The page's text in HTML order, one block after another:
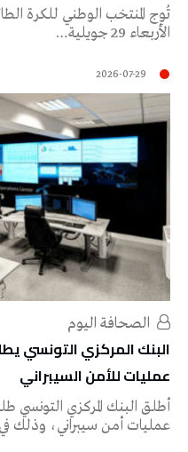
الأربعاء 29 جويلية…
2026-07-29
البنك المركزي التونسي
عمليات للأمن السيبراني
أطلق البنك المركزي
عمليات أمن سيبراني، وذلك